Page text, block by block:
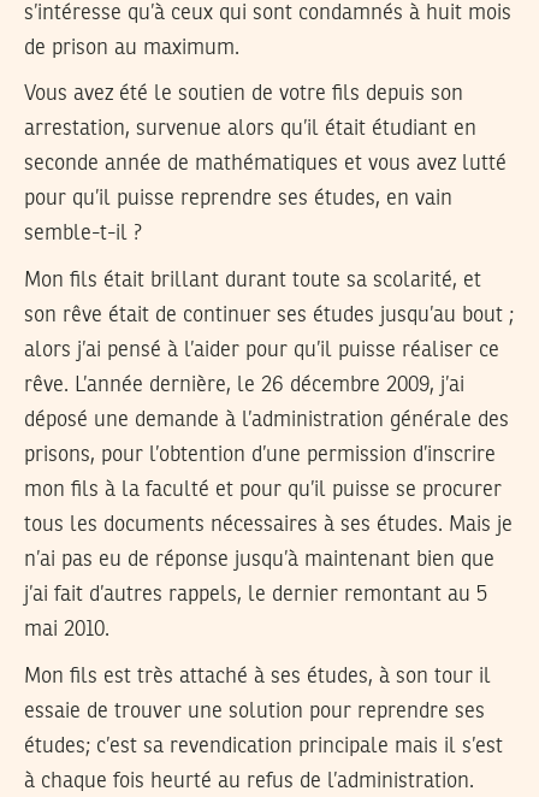
s’intéresse qu’à ceux qui sont condamnés à huit mois
de prison au maximum.
Vous avez été le soutien de votre fils depuis son
arrestation, survenue alors qu’il était étudiant en
seconde année de mathématiques et vous avez lutté
pour qu’il puisse reprendre ses études, en vain
semble-t-il ?
Mon fils était brillant durant toute sa scolarité, et
son rêve était de continuer ses études jusqu’au bout ;
alors j’ai pensé à l’aider pour qu’il puisse réaliser ce
rêve. L’année dernière, le 26 décembre 2009, j’ai
déposé une demande à l’administration générale des
prisons, pour l’obtention d’une permission d’inscrire
mon fils à la faculté et pour qu’il puisse se procurer
tous les documents nécessaires à ses études. Mais je
n’ai pas eu de réponse jusqu’à maintenant bien que
j’ai fait d’autres rappels, le dernier remontant au 5
mai 2010.
Mon fils est très attaché à ses études, à son tour il
essaie de trouver une solution pour reprendre ses
études; c’est sa revendication principale mais il s’est
à chaque fois heurté au refus de l’administration.